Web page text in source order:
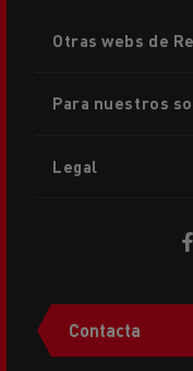
menu
Otras webs de
Para nuestros
Legal
Contacta